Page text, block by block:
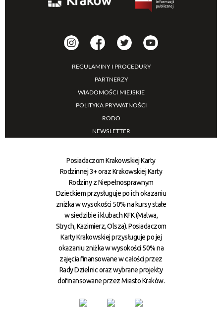
REGULAMINY I PROCEDURY
PARTNERZY
WIADOMOŚCI MIEJSKIE
POLITYKA PRYWATNOŚCI
RODO
NEWSLETTER
Posiadaczom Krakowskiej Karty
Rodzinnej 3+ oraz Krakowskiej Karty
Rodziny z Niepełnosprawnym
Dzieckiem przysługuje po ich okazaniu
zniżka w wysokości 50% na kursy stałe
w siedzibie i klubach KFK (Malwa,
Strych, Kazimierz, Olsza). Posiadaczom
Karty Krakowskiej przysługuje po jej
okazaniu zniżka w wysokości 50% na
zajęcia finansowane w całości przez
Rady Dzielnic oraz wybrane projekty
dofinansowane przez Miasto Kraków.